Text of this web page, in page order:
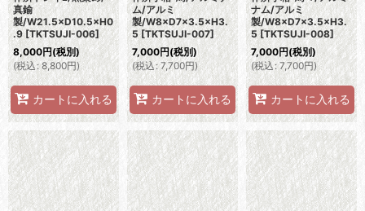
真鍮
製/W21.5×D10.5×H0
.9 [TKTSUJI-006]
8,000円(税別)
(税込: 8,800円)
カートに入れる
ム/アルミ
製/W8×D7×3.5×H3.
5 [TKTSUJI-007]
7,000円(税別)
(税込: 7,700円)
カートに入れる
ナム/アルミ
製/W8×D7×3.5×H3.
5 [TKTSUJI-008]
7,000円(税別)
(税込: 7,700円)
カートに入れる